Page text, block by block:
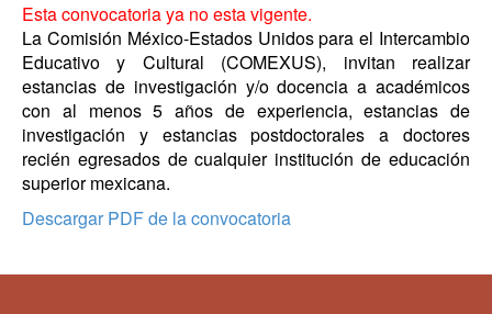
Esta convocatoria ya no esta vigente.
La Comisión México-Estados Unidos para el Intercambio
Educativo y Cultural (COMEXUS), invitan realizar
estancias de investigación y/o docencia a académicos
con al menos 5 años de experiencia, estancias de
investigación y estancias postdoctorales a doctores
recién egresados de cualquier institución de educación
superior mexicana.
Descargar PDF de la convocatoria